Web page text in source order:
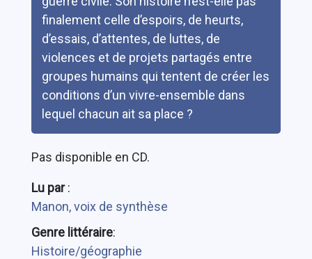
finalement celle d’espoirs, de heurts,
d’essais, d’attentes, de luttes, de
violences et de projets partagés entre
groupes humains qui tentent de créer les
conditions d’un vivre-ensemble dans
lequel chacun ait sa place ?
Pas disponible en CD.
Lu par:
Manon, voix de synthèse
Genre littéraire:
Histoire/géographie